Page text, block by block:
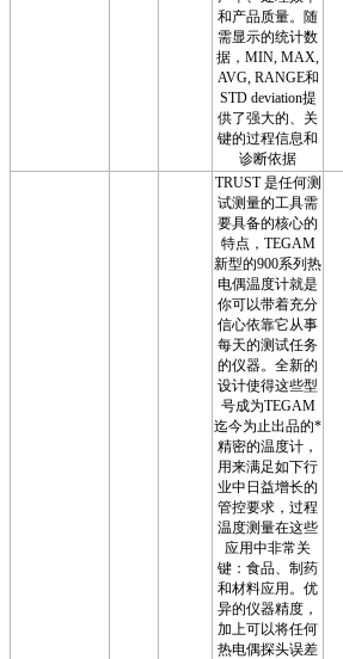
和产品质量。随
需显示的统计数
据，MIN, MAX,
AVG, RANGE和
STD deviation提
供了强大的、关
键的过程信息和
诊断依据
TRUST 是任何测
试测量的工具需
要具备的核心的
特点，TEGAM
新型的900系列热
电偶温度计就是
你可以带着充分
信心依靠它从事
每天的测试任务
的仪器。全新的
设计使得这些型
号成为TEGAM
迄今为止出品的*
精密的温度计，
用来满足如下行
业中日益增长的
管控要求，过程
温度测量在这些
应用中非常关
键：食品、制药
和材料应用。优
异的仪器精度，
加上可以将任何
热电偶探头误差